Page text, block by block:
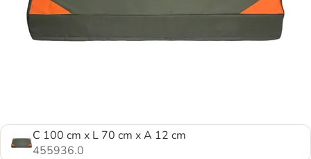
C 100 cm x L 70 cm x A 12 cm
455936.0